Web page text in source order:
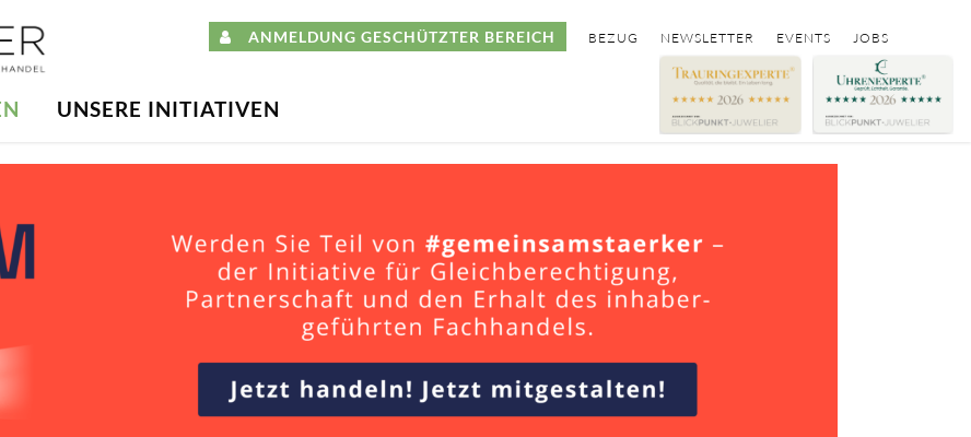
ANMELDUNG GESCHÜTZTER BEREICH BEZUG NEWSLETTER EVENTS JOBS
UNSERE INITIATIVEN